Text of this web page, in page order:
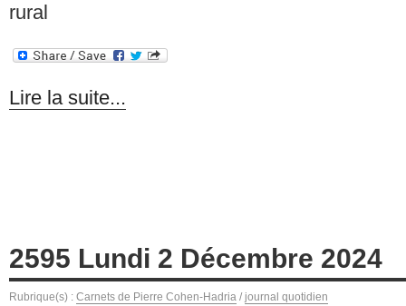
rural
Lire la suite...
2595 Lundi 2 Décembre 2024
Rubrique(s) : Carnets de Pierre Cohen-Hadria / journal quotidien